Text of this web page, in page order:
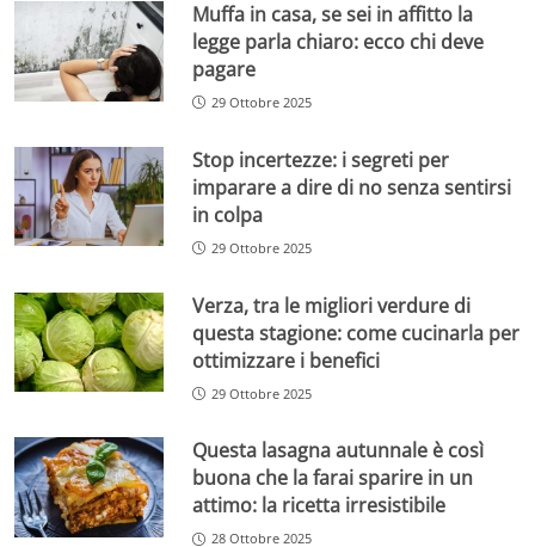
Muffa in casa, se sei in affitto la
legge parla chiaro: ecco chi deve
pagare
29 Ottobre 2025
Stop incertezze: i segreti per
imparare a dire di no senza sentirsi
in colpa
29 Ottobre 2025
Verza, tra le migliori verdure di
questa stagione: come cucinarla per
ottimizzare i benefici
29 Ottobre 2025
Questa lasagna autunnale è così
buona che la farai sparire in un
attimo: la ricetta irresistibile
28 Ottobre 2025